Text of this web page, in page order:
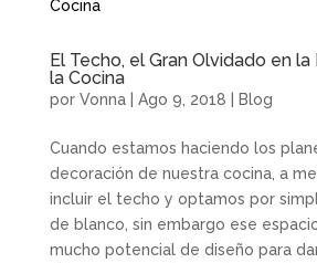
El Techo, el Gran Olvidado en
la Cocina
por Vonna| Ago 9, 2018 Blog
Cuando estamos haciendo los
decoración de nuestra cocina, a
incluir el techo y optamos por
de blanco, sin embargo ese
mucho potencial de diseño para